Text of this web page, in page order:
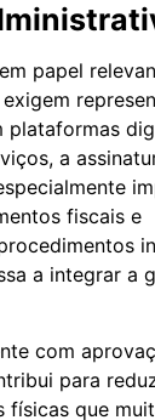
papel
plataformas
a
fiscais e
a integrar a
com
para
físicas que